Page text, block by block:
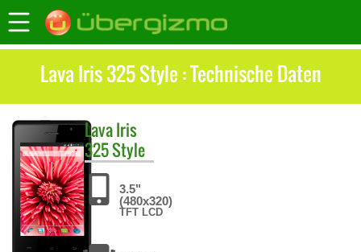
Lava Iris 325 Style : Technische Daten
LavaIris
325 Style
3.5"
(480x320)
TFT LCD